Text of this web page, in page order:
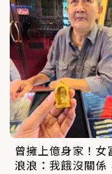
曾擁上億身家！
浪浪：我餓沒關係